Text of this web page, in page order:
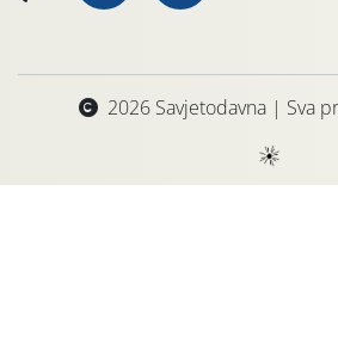
2026 Savjetodavna | Sva